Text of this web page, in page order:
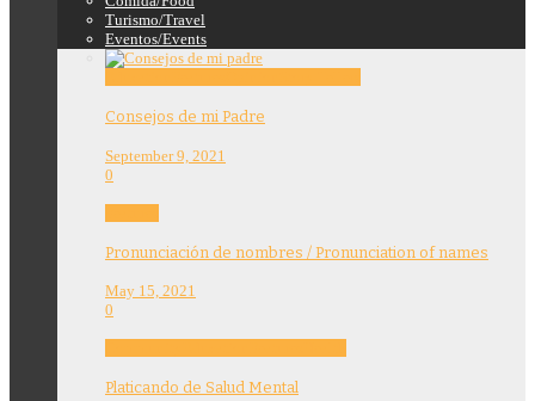
Turismo/Travel
Eventos/Events
Consejos de mi Padre
September 9, 2021
0
Pronunciación de nombres / Pronunciation of names
May 15, 2021
0
Platicando de Salud Mental